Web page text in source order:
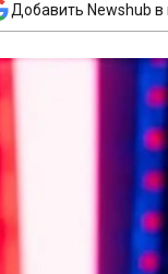
Добавить Newshub в